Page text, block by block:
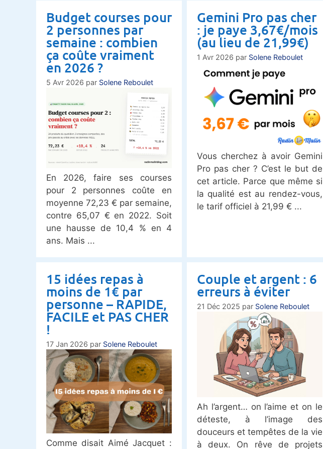
Budget courses pour
2 personnes par
semaine : combien
ça coûte vraiment
en 2026 ?
5 Avr 2026 par Solene Reboulet
En 2026, faire ses courses
pour 2 personnes coûte en
moyenne 72,23 € par semaine,
contre 65,07 € en 2022. Soit
une hausse de 10,4 % en 4
ans. Mais
Gemini Pro pas cher
: je paye 3,67€/mois
(au lieu de 21,99€)
1 Avr 2026 par Solene Reboulet
Vous cherchez à avoir Gemini
Pro pas cher ? C’est le but de
cet article. Parce que même si
la qualité est au rendez-vous,
le tarif officiel à 21,99 €
15 idées repas à
moins de 1€ par
personne – RAPIDE,
FACILE et PAS CHER
!
17 Jan 2026 par Solene Reboulet
Comme disait Aimé Jacquet :
Couple et argent : 6
erreurs à éviter
21 Déc 2025 par Solene Reboulet
Ah l’argent… on l’aime et on le
déteste, à l’image des
douceurs et tempêtes de la vie
à deux. On rêve de projets